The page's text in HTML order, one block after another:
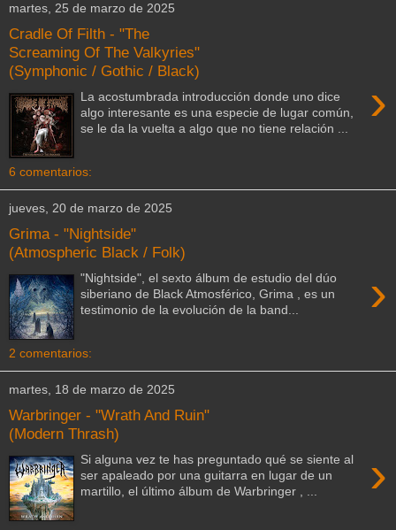
martes, 25 de marzo de 2025
Cradle Of Filth - "The
Screaming Of The Valkyries"
(Symphonic / Gothic / Black)
›
La acostumbrada introducción donde uno dice
algo interesante es una especie de lugar común,
se le da la vuelta a algo que no tiene relación ...
6 comentarios:
jueves, 20 de marzo de 2025
Grima - "Nightside"
(Atmospheric Black / Folk)
›
"Nightside", el sexto álbum de estudio del dúo
siberiano de Black Atmosférico, Grima , es un
testimonio de la evolución de la band...
2 comentarios:
martes, 18 de marzo de 2025
Warbringer - "Wrath And Ruin"
(Modern Thrash)
›
Si alguna vez te has preguntado qué se siente al
ser apaleado por una guitarra en lugar de un
martillo, el último álbum de Warbringer , ...